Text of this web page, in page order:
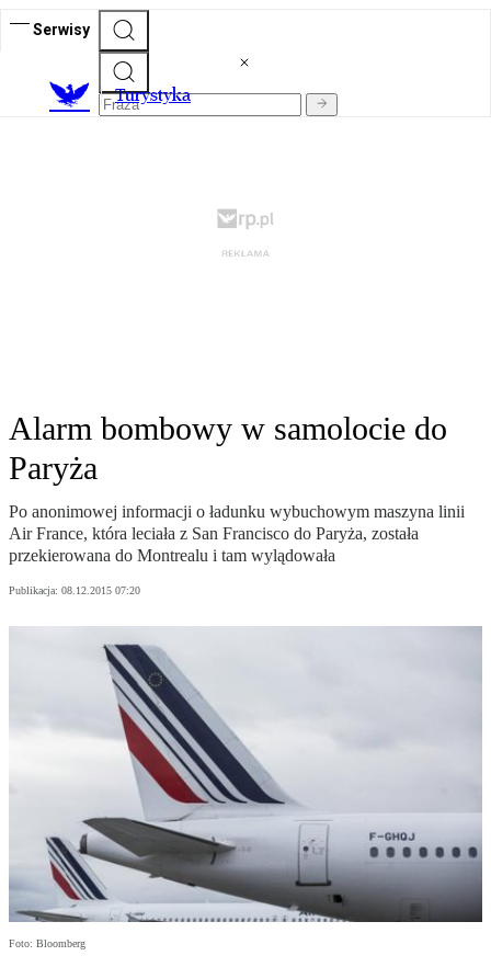
Serwisy
Turystyka
Alarm bombowy w samolocie do
Paryża
Po anonimowej informacji o ładunku wybuchowym maszyna linii
Air France, która leciała z San Francisco do Paryża, została
przekierowana do Montrealu i tam wylądowała
Publikacja: 08.12.2015 07:20
Foto: Bloomberg